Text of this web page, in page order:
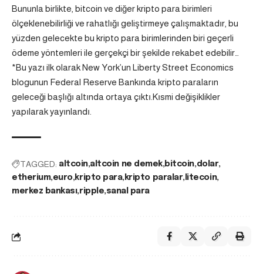
Bununla birlikte, bitcoin ve diğer kripto para birimleri
ölçeklenebilirliği ve rahatlığı geliştirmeye çalışmaktadır, bu
yüzden gelecekte bu kripto para birimlerinden biri geçerli
ödeme yöntemleri ile gerçekçi bir şekilde rekabet edebilir…
*Bu yazı ilk olarak New York’un Liberty Street Economics
blogunun Federal Reserve Bankında kripto paraların
geleceği başlığı altında ortaya çıktı.Kısmi değişiklikler
yapılarak yayınlandı.
TAGGED: altcoin altcoin ne demek bitcoin dolar
etherium euro kripto para kripto paralar litecoin
merkez bankası ripple sanal para